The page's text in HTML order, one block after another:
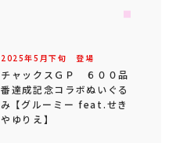
2025年5 月下旬 登場
チャックスＧＰ ６００品
番達成記念コラボぬいぐる
み 【グルーミー feat.せき
やゆりえ】